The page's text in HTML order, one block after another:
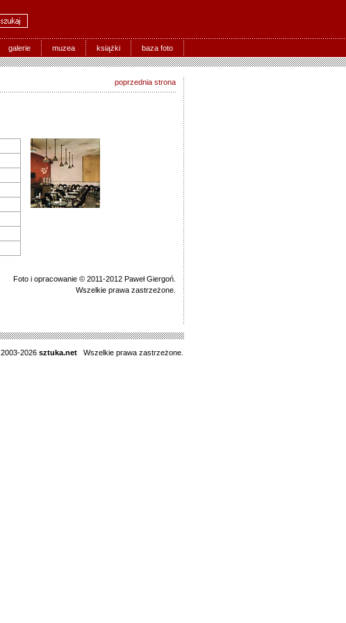
galerie muzea książki baza foto
poprzednia strona
Foto i opracowanie © 2011-2012 Paweł Giergoń.
Wszelkie prawa zastrzeżone.
2003-2026 sztuka.net Wszelkie prawa zastrzeżone.